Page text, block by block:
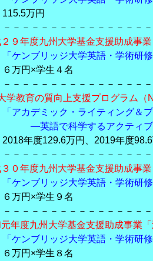
円
－－－－－－－－－－－－－－－
２９年度九州大学基金支援助成事
「ケンブリッジ大学英語・学術研
生４名
－－－－－－－－－－－－－－－
学教育の質向上支援プログラム（
「アカデミック・ライティング＆
アクティブ・ラー
円、2019年度98.6万円
－－－－－－－－－－－－－－－
３０年度九州大学基金支援助成事
「ケンブリッジ大学英語・学術研
生９名
－－－－－－－－－－－－－－－
元年度九州大学基金支援助成事業
「ケンブリッジ大学英語・学術研
生８名